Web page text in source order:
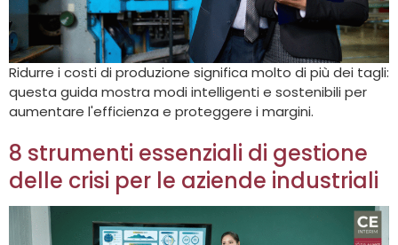
Ridurre i costi di produzione significa molto di più dei tagli:
questa guida mostra modi intelligenti e sostenibili per
aumentare l'efficienza e proteggere i margini.
8 strumenti essenziali di gestione
delle crisi per le aziende industriali